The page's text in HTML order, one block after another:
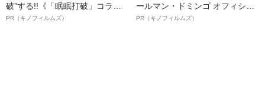
破”する!!《「眠眠打破」コラ
ボ》
PR（キノフィルムズ）
ールマン・ドミンゴ オフィシャ
ルインタビュー“観客を魅了した
PR（キノフィルムズ）